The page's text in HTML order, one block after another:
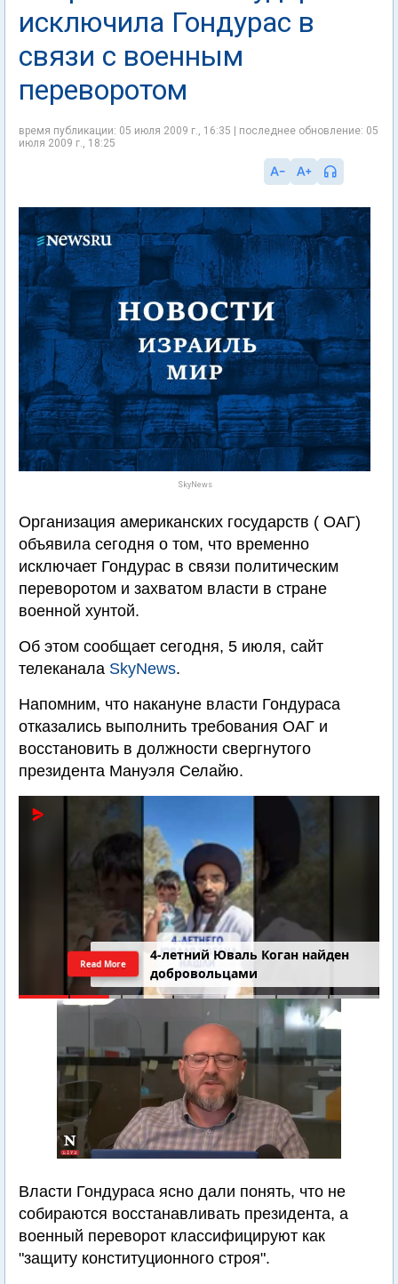
исключила Гондурас в
связи с военным
переворотом
время публикации: 05 июля 2009 г., 16:35 | последнее обновление: 05
июля 2009 г., 18:25
SkyNews
Организация американских государств ( ОАГ)
объявила сегодня о том, что временно
исключает Гондурас в связи политическим
переворотом и захватом власти в стране
военной хунтой.
Об этом сообщает сегодня, 5 июля, сайт
телеканала SkyNews.
Напомним, что накануне власти Гондураса
отказались выполнить требования ОАГ и
восстановить в должности свергнутого
президента Мануэля Селайю.
4-летний Юваль Коган найден
добровольцами
Read More
Власти Гондураса ясно дали понять, что не
собираются восстанавливать президента, а
военный переворот классифицируют как
"защиту конституционного строя".